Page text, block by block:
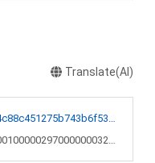
Translate(AI)
0xb30fc2d754c88c451275b743b6f530f19f643683
0x00000000000100000297000000032202